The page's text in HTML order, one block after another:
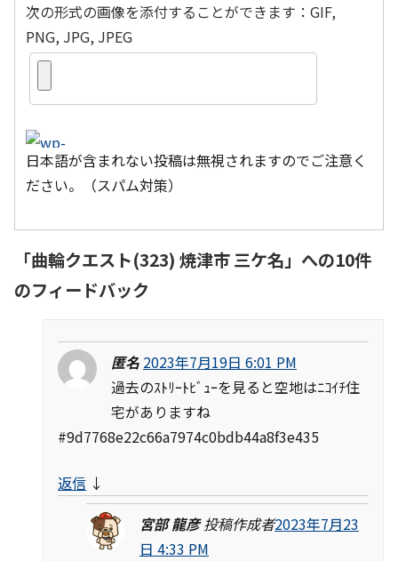
次の形式の画像を添付することができます：GIF,
PNG, JPG, JPEG
日本語が含まれない投稿は無視されますのでご注意く
ださい。（スパム対策）
「曲輪クエスト(323) 焼津市 三ケ名」への10件
のフィードバック
匿名 2023年7月19日 6:01 PM
過去のｽﾄﾘｰﾄﾋﾞｭｰを見ると空地はﾆｺｲﾁ住
宅がありますね
#9d7768e22c66a7974c0bdb44a8f3e435
返信 ↓
宮部 龍彦 投稿作成者2023年7月23
日 4:33 PM